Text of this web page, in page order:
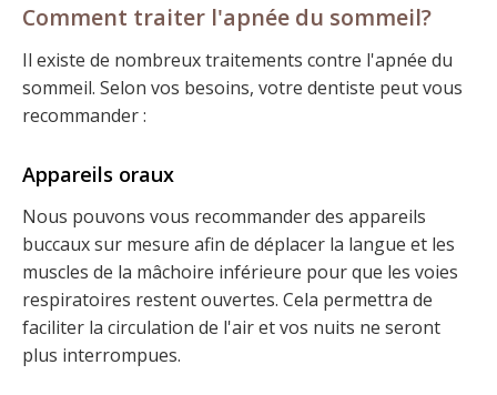
Comment traiter l'apnée du sommeil?
Il existe de nombreux traitements contre l'apnée du
sommeil. Selon vos besoins, votre dentiste peut vous
recommander :
Appareils oraux
Nous pouvons vous recommander des appareils
buccaux sur mesure afin de déplacer la langue et les
muscles de la mâchoire inférieure pour que les voies
respiratoires restent ouvertes. Cela permettra de
faciliter la circulation de l'air et vos nuits ne seront
plus interrompues.